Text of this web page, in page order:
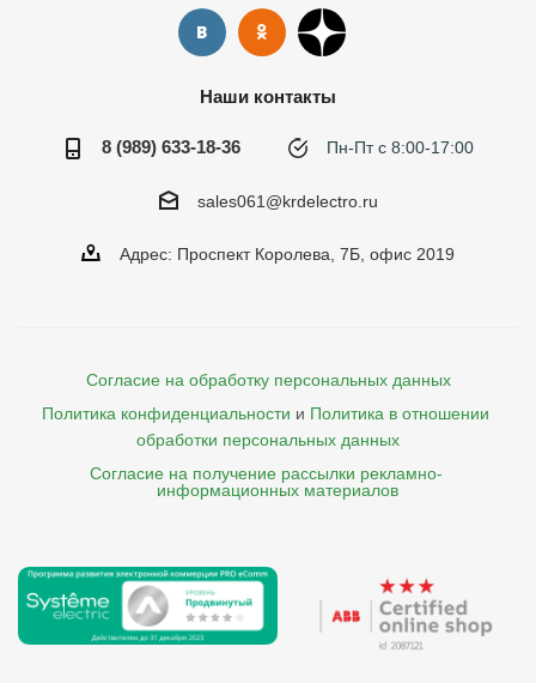
Наши контакты
8 (989) 633-18-36 Пн-Пт с 8:00-17:00
sales061@krdelectro.ru
Адрес: Проспект Королева, 7Б, офис 2019
Согласие на обработку персональных данных
Политика конфиденциальности и Политика в отношении
обработки персональных данных
Согласие на получение рассылки рекламно-
    информационных материалов